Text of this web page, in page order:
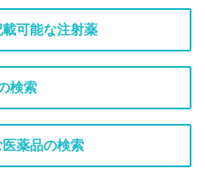
可能な注射薬
検索
薬品の検索